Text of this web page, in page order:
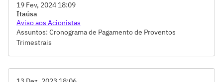
19 Fev, 2024 18:09
Itaúsa
Aviso aos Acionistas
Assuntos: Cronograma de Pagamento de Proventos
Trimestrais